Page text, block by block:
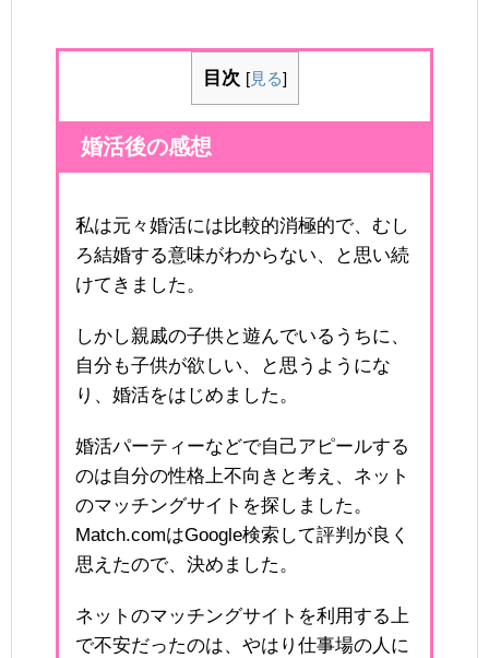
目次 [見る]
婚活後の感想
私は元々婚活には比較的消極的で、むし
ろ結婚する意味がわからない、と思い続
けてきました。
しかし親戚の子供と遊んでいるうちに、
自分も子供が欲しい、と思うようにな
り、婚活をはじめました。
婚活パーティーなどで自己アピールする
のは自分の性格上不向きと考え、ネット
のマッチングサイトを探しました。
Match.comはGoogle検索して評判が良く
思えたので、決めました。
ネットのマッチングサイトを利用する上
で不安だったのは、やはり仕事場の人に